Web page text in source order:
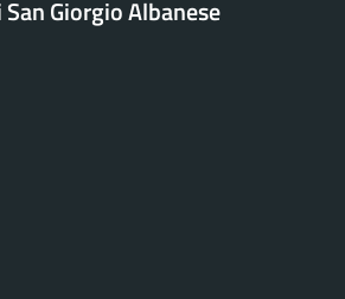
Giorgio Albanese